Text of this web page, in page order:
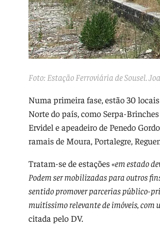
Foto: Estação Ferroviária de Sousel.
Numa primeira fase, estão 30
Norte do país, como Serpa-
Ervidel e apeadeiro de Penedo
ramais de Moura, Portalegre,
Tratam-se de estações «em estado
Podem ser mobilizadas para outros
sentido promover parcerias público-
muitíssimo relevante de imóveis, com
citada pelo DV.